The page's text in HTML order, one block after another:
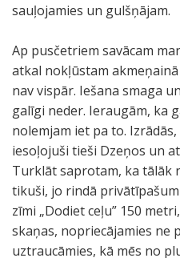
sauļojamies un gulšņājam.
Ap pusčetriem savācam
atkal nokļūstam
nav vispār. Iešana smaga
galīgi neder. Ieraugām, ka
nolemjam iet pa to.
iesoļojuši tieši Dzeņos un
Turklāt saprotam, ka tālāk
tikuši, jo rindā
zīmi „Dodiet ceļu” 150
skaņas, nopriecājamies ne
uztraucāmies, kā mēs no